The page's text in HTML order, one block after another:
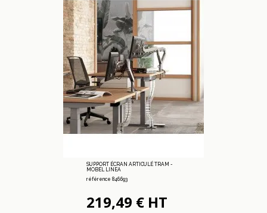
SUPPORT ÉCRAN ARTICULÉ TRAM -
MOBEL LINEA
référence 846.693
219,49 € HT